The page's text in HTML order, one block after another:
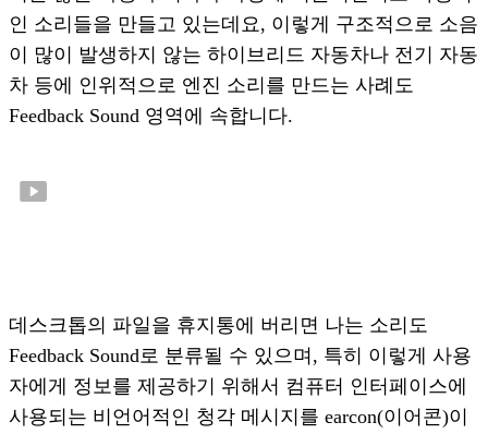
인 소리들을 만들고 있는데요, 이렇게 구조적으로 소음
이 많이 발생하지 않는 하이브리드 자동차나 전기 자동
차 등에 인위적으로 엔진 소리를 만드는 사례도
Feedback Sound 영역에 속합니다.
데스크톱의 파일을 휴지통에 버리면 나는 소리도
Feedback Sound로 분류될 수 있으며, 특히 이렇게 사용
자에게 정보를 제공하기 위해서 컴퓨터 인터페이스에
사용되는 비언어적인 청각 메시지를 earcon(이어콘)이